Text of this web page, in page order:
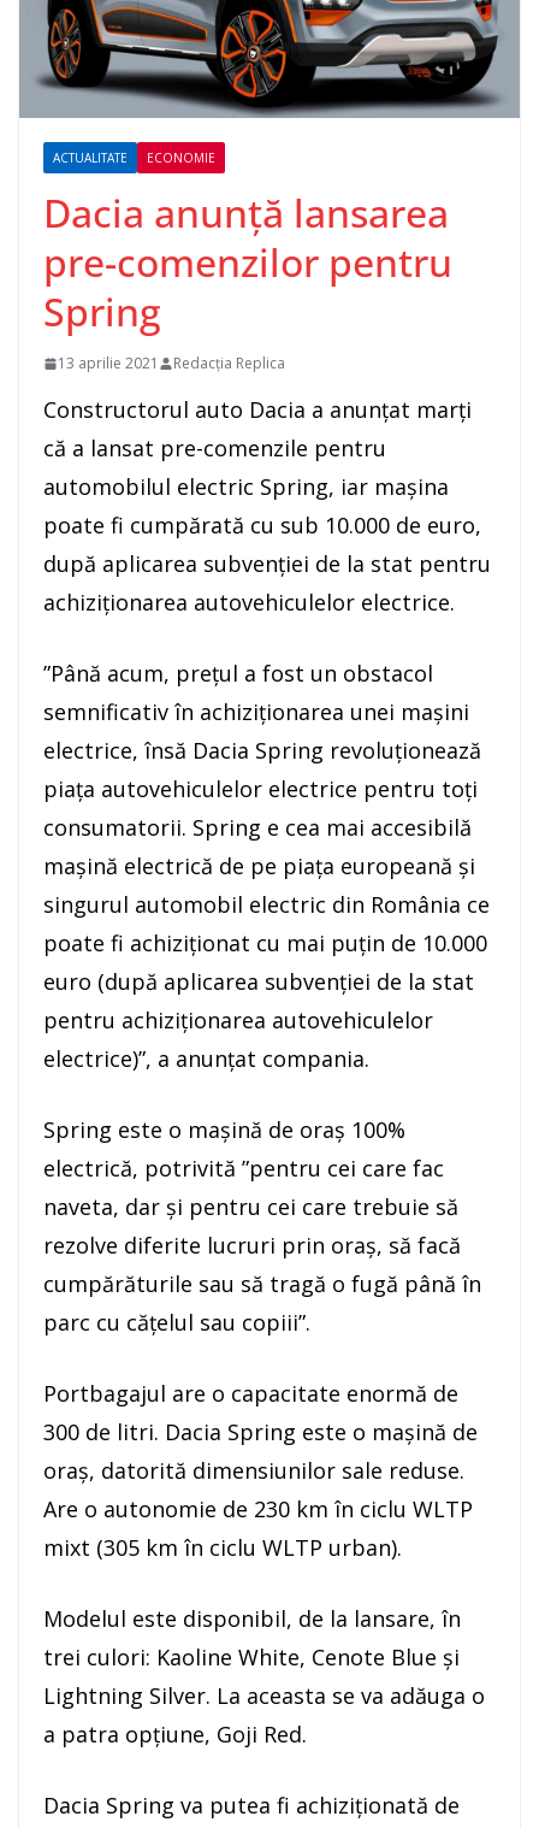
ACTUALITATE ECONOMIE
Dacia anunţă lansarea
pre-comenzilor pentru
Spring
13 aprilie 2021 Redacția Replica
Constructorul auto Dacia a anunţat marţi
că a lansat pre-comenzile pentru
automobilul electric Spring, iar maşina
poate fi cumpărată cu sub 10.000 de euro,
după aplicarea subvenţiei de la stat pentru
achiziţionarea autovehiculelor electrice.
”Până acum, preţul a fost un obstacol
semnificativ în achiziţionarea unei maşini
electrice, însă Dacia Spring revoluţionează
piaţa autovehiculelor electrice pentru toţi
consumatorii. Spring e cea mai accesibilă
maşină electrică de pe piaţa europeană şi
singurul automobil electric din România ce
poate fi achiziţionat cu mai puţin de 10.000
euro (după aplicarea subvenţiei de la stat
pentru achiziţionarea autovehiculelor
electrice)”, a anunţat compania.
Spring este o maşină de oraş 100%
electrică, potrivită ”pentru cei care fac
naveta, dar şi pentru cei care trebuie să
rezolve diferite lucruri prin oraş, să facă
cumpărăturile sau să tragă o fugă până în
parc cu căţelul sau copiii”.
Portbagajul are o capacitate enormă de
300 de litri. Dacia Spring este o maşină de
oraş, datorită dimensiunilor sale reduse.
Are o autonomie de 230 km în ciclu WLTP
mixt (305 km în ciclu WLTP urban).
Modelul este disponibil, de la lansare, în
trei culori: Kaoline White, Cenote Blue şi
Lightning Silver. La aceasta se va adăuga o
a patra opţiune, Goji Red.
Dacia Spring va putea fi achiziţionată de